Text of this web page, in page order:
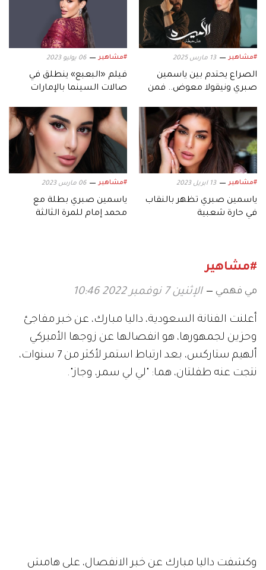
#مشاهير 13 مارس 2025
الصراع يحتدم بين ياسمين
صبري ونيقولا معوض.. فمن
#مشاهير 06 يوليو 2023
فيلم «البعبع» ينطلق في
صالات السينما بالإمارات
#مشاهير 13 ابريل 2023
ياسمين صبري تظهر بالنقاب
في حارة شعبية
#مشاهير 06 مارس 2023
ياسمين صبري بطلة مع
محمد إمام للمرة الثالثة
#مشاهير
مي فهمي الإثنين 7 نوفمبر 2022 10:46
أعلنت الفنانة السعودية، داليا مبارك، عن خبر مفاجئ
وحزين لجمهورها، هو انفصالها عن زوجها الأميركي
ألهيم ستاركس، بعد ارتباط استمر لأكثر من 7 سنوات،
نتجت عنه طفلتان، هما: "لي لي سمر، وجاز".
وكشفت داليا مبارك عن خبر الانفصال، على هامش